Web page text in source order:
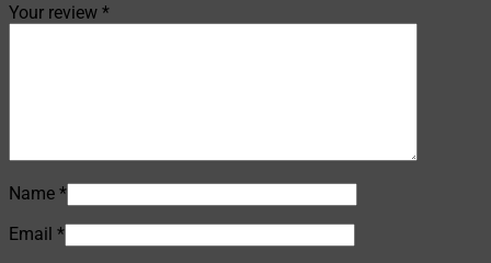
Your review *
Name *
Email *